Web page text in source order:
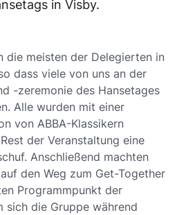
in Visby.
die meisten der Delegierten in
dass viele von uns an der
-zeremonie des Hansetages
Alle wurden mit einer
von ABBA-Klassikern
der Veranstaltung eine
Anschließend machten
den Weg zum Get-Together
Programmpunkt der
sich die Gruppe während